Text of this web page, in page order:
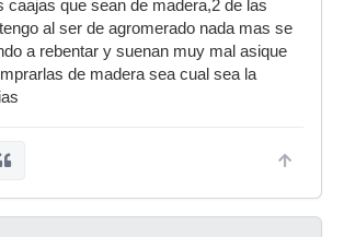
caajas que sean de madera,2 de las
al ser de agromerado nada mas se
a rebentar y suenan muy mal asique
de madera sea cual sea la